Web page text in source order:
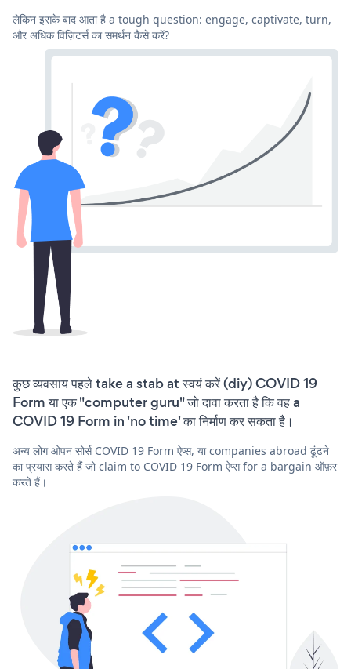
लेकिन इसके बाद आता है a tough question: engage, captivate, turn,
और अधिक विज़िटर्स का समर्थन कैसे करें?
कुछ व्यवसाय पहले take a stab at स्वयं करें (diy) COVID 19
Form या एक "computer guru" जो दावा करता है कि वह a
COVID 19 Form in 'no time' का निर्माण कर सकता है।
अन्य लोग ओपन सोर्स COVID 19 Form ऐप्स, या companies abroad ढूंढने
का प्रयास करते हैं जो claim to COVID 19 Form ऐप्स for a bargain ऑफ़र
करते हैं।